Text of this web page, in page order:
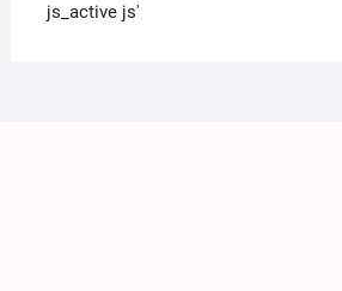
js_active js'